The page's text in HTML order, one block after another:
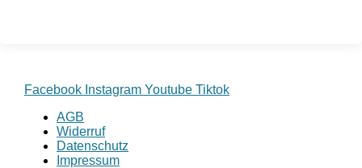
Facebook Instagram Youtube Tiktok
AGB
Widerruf
Datenschutz
Impressum